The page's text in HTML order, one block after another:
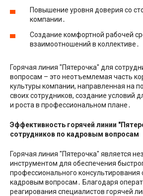
Повышение уровня доверия со
компании․
Создание комфортной рабочей
взаимоотношений в коллективе․
Горячая линия ″Пятерочка″ для
вопросам – это неотъемлемая часть
культуры компании, направленная на
своих сотрудников, создание условий
и роста в профессиональном плане․
Эффективность горячей линии
сотрудников по кадровым вопросам
Горячая линия ″Пятерочка″ является
инструментом для обеспечения
профессионального консультирования
кадровым вопросам․ Благодаря
реагирования специалистов горячей